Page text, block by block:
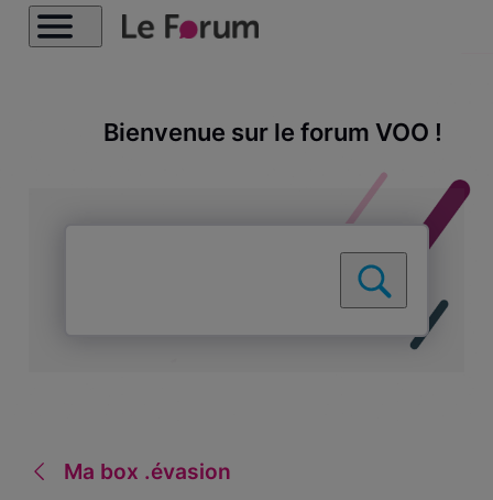
Bienvenue sur le forum VOO !
Ma box .évasion